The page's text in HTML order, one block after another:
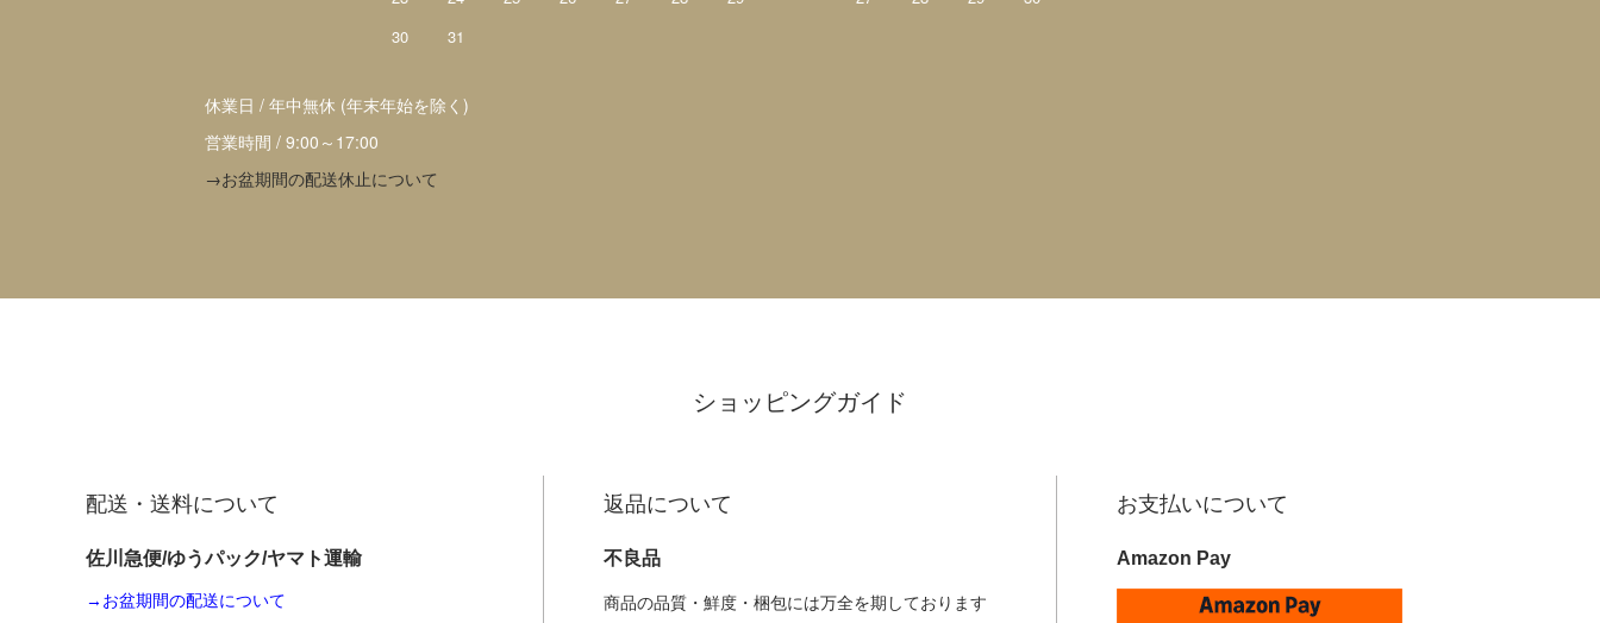
30
31
休業日 / 年中無休 (年末年始を除く)
営業時間 / 9:00～17:00
→お盆期間の配送休止について
ショッピングガイド
配送・送料について
佐川急便/ゆうパック/ヤマト運輸
→お盆期間の配送について
返品について
不良品
商品の品質・鮮度・梱包には万全を期しております
お支払いについて
Amazon Pay